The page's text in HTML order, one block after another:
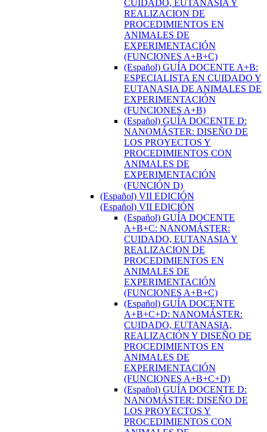
CUIDADO, EUTANASIA Y
REALIZACION DE
PROCEDIMIENTOS EN
ANIMALES DE
EXPERIMENTACIÓN
(FUNCIONES A+B+C)
(Español) GUÍA DOCENTE A+B:
ESPECIALISTA EN CUIDADO Y
EUTANASIA DE ANIMALES DE
EXPERIMENTACIÓN
(FUNCIONES A+B)
(Español) GUÍA DOCENTE D:
NANOMÁSTER: DISEÑO DE
LOS PROYECTOS Y
PROCEDIMIENTOS CON
ANIMALES DE
EXPERIMENTACIÓN
(FUNCIÓN D)
(Español) VII EDICIÓN
(Español) VII EDICIÓN
(Español) GUÍA DOCENTE
A+B+C: NANOMÁSTER:
CUIDADO, EUTANASIA Y
REALIZACION DE
PROCEDIMIENTOS EN
ANIMALES DE
EXPERIMENTACIÓN
(FUNCIONES A+B+C)
(Español) GUÍA DOCENTE
A+B+C+D: NANOMÁSTER:
CUIDADO, EUTANASIA,
REALIZACIÓN Y DISEÑO DE
PROCEDIMIENTOS EN
ANIMALES DE
EXPERIMENTACIÓN
(FUNCIONES A+B+C+D)
(Español) GUÍA DOCENTE D:
NANOMÁSTER: DISEÑO DE
LOS PROYECTOS Y
PROCEDIMIENTOS CON